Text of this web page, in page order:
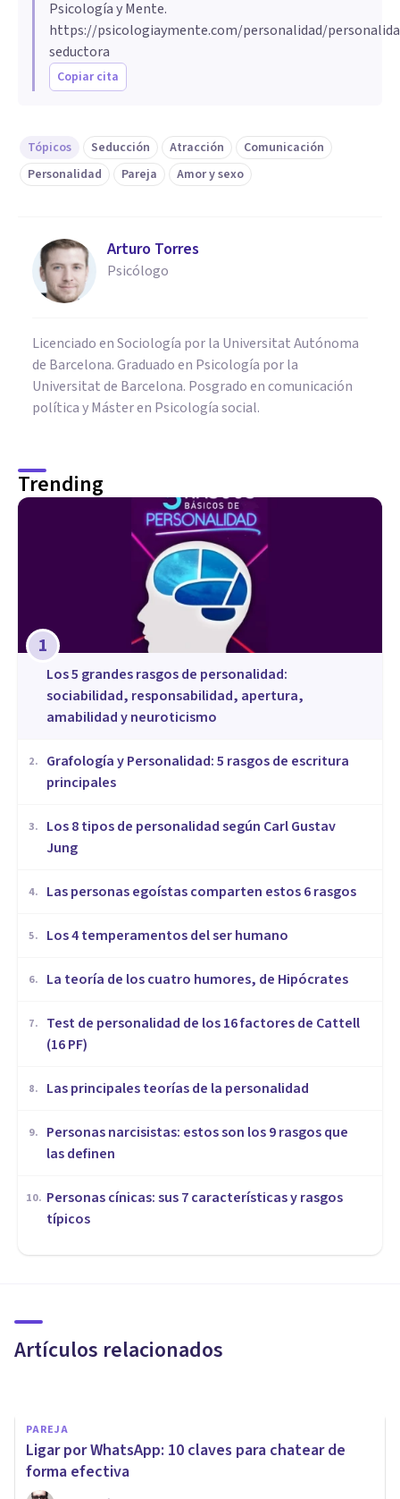
Psicología y Mente.
https://psicologiaymente.com/personalidad/
seductora
Copiar cita
Tópicos Seducción Atracción
Comunicación
Personalidad
Pareja Amor y sexo
Arturo Torres
Psicólogo
Licenciado en Sociología por la Universitat Autónoma
de Barcelona. Graduado en Psicología por la
Universitat de Barcelona. Posgrado en comunicación
política y Máster en Psicología social.
Trending
1
Los 5 grandes rasgos de personalidad:
sociabilidad, responsabilidad, apertura,
amabilidad y neuroticismo
2.
Grafología y Personalidad: 5 rasgos de escritura
principales
3.
​Los 8 tipos de personalidad según Carl Gustav
Jung
4. Las personas egoístas comparten estos 6 rasgos
5. Los 4 temperamentos del ser humano
6. ​La teoría de los cuatro humores, de Hipócrates
7.
Test de personalidad de los 16 factores de Cattell
(16 PF)
8. Las principales teorías de la personalidad
9.
Personas narcisistas: estos son los 9 rasgos que
las definen
10. Personas cínicas: sus 7 características y rasgos
típicos
Artículos relacionados
algunas reflexiones necesarias
PAREJA
Ligar por WhatsApp: 10 claves para chatear de
forma efectiva